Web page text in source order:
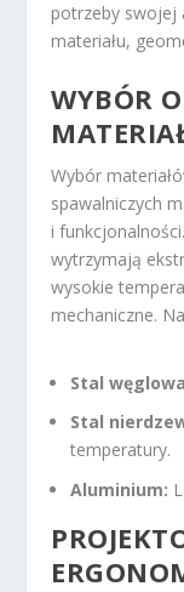
potrzeby swojej
materiału,
WYBÓR
Wybór
spawalniczych
i
wytrzymają
wysokie
mechaniczne.
Stal
Stal
temperatury.
Aluminium: